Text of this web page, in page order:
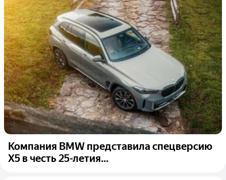
Компания BMW представила спецверсию
X5 в честь 25-летия...